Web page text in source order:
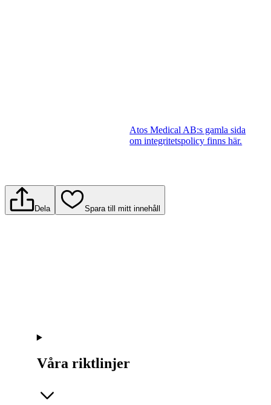
Atos Medical AB:s gamla sida
om integritetspolicy finns här.
Dela Spara till mitt innehåll
Våra riktlinjer